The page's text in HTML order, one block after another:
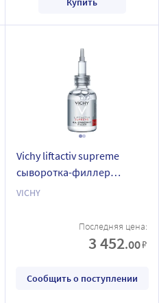
Vichy liftactiv supreme
сыворотка-филлер
гиалуроновая
действия 30 мл
VICHY
Последняя цена:
3 452.00₽
Сообщить о поступлении